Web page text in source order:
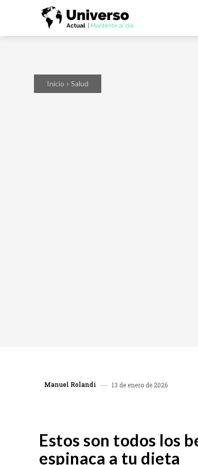
Inicio Salud
Manuel Rolandi 13 de enero de 2026
Estos son todos los
espinaca a tu dieta